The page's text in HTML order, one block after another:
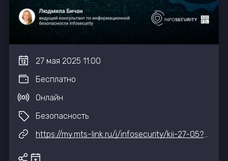
27 мая 2025 11:00
Бесплатно
Онлайн
Безопасность
https://my.mts-link.ru/j/infosecurity/kii-27-05?utm_source=bez_oplati&utm_campaign=it-event-hub